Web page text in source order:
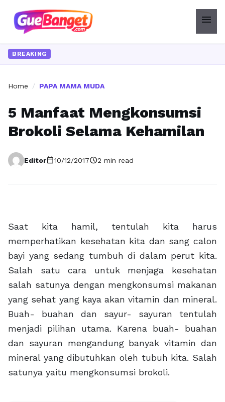
menu
BREAKING
Home / PAPA MAMA MUDA
5 Manfaat Mengkonsumsi
Brokoli Selama Kehamilan
Editorcalendar_today10/12/2017schedule2 min read
Saat kita hamil, tentulah kita harus
memperhatikan kesehatan kita dan sang calon
bayi yang sedang tumbuh di dalam perut kita.
Salah satu cara untuk menjaga kesehatan
salah satunya dengan mengkonsumsi makanan
yang sehat yang kaya akan vitamin dan mineral.
Buah- buahan dan sayur- sayuran tentulah
menjadi pilihan utama. Karena buah- buahan
dan sayuran mengandung banyak vitamin dan
mineral yang dibutuhkan oleh tubuh kita. Salah
satunya yaitu mengkonsumsi brokoli.